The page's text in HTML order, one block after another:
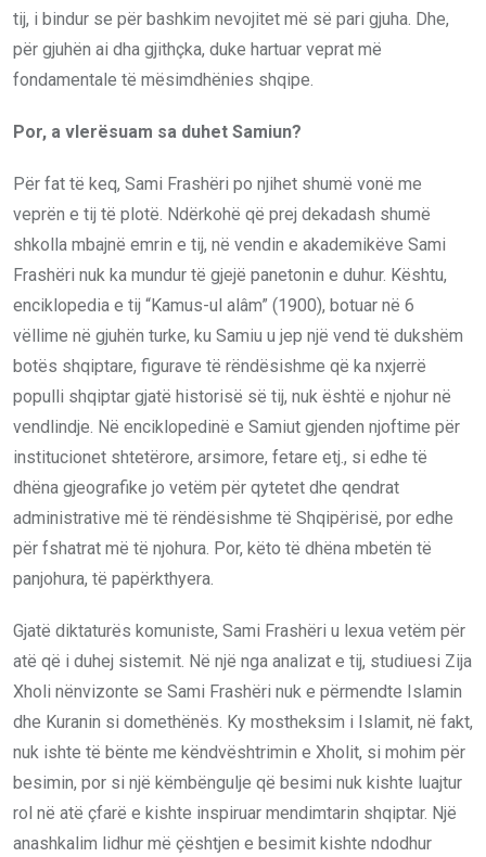
tij, i bindur se për bashkim nevojitet më së pari gjuha. Dhe,
për gjuhën ai dha gjithçka, duke hartuar veprat më
fondamentale të mësimdhënies shqipe.
Por, a vlerësuam sa duhet Samiun?
Për fat të keq, Sami Frashëri po njihet shumë vonë me
veprën e tij të plotë. Ndërkohë që prej dekadash shumë
shkolla mbajnë emrin e tij, në vendin e akademikëve Sami
Frashëri nuk ka mundur të gjejë panetonin e duhur. Kështu,
enciklopedia e tij “Kamus-ul alâm” (1900), botuar në 6
vëllime në gjuhën turke, ku Samiu u jep një vend të dukshëm
botës shqiptare, figurave të rëndësishme që ka nxjerrë
populli shqiptar gjatë historisë së tij, nuk është e njohur në
vendlindje. Në enciklopedinë e Samiut gjenden njoftime për
institucionet shtetërore, arsimore, fetare etj., si edhe të
dhëna gjeografike jo vetëm për qytetet dhe qendrat
administrative më të rëndësishme të Shqipërisë, por edhe
për fshatrat më të njohura. Por, këto të dhëna mbetën të
panjohura, të papërkthyera.
Gjatë diktaturës komuniste, Sami Frashëri u lexua vetëm për
atë që i duhej sistemit. Në një nga analizat e tij, studiuesi Zija
Xholi nënvizonte se Sami Frashëri nuk e përmendte Islamin
dhe Kuranin si domethënës. Ky mostheksim i Islamit, në fakt,
nuk ishte të bënte me këndvështrimin e Xholit, si mohim për
besimin, por si një këmbëngulje që besimi nuk kishte luajtur
rol në atë çfarë e kishte inspiruar mendimtarin shqiptar. Një
anashkalim lidhur më çështjen e besimit kishte ndodhur